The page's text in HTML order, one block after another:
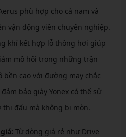
phù hợp cho cả nam và
vận động viên chuyên nghiệp.
khí kết hợp lỗ thông hơi giúp
mồ hôi trong những trận
bền cao với đường may chắc
bảo giày Yonex có thể sử
đấu mà không bị mòn.
Từ dòng giá rẻ như Drive